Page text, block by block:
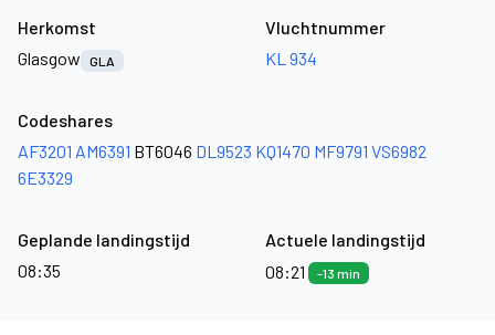
Herkomst
Glasgow
GLA
Vluchtnummer
KL 934
Codeshares
AF3201 AM6391 BT6046 DL9523 KQ1470 MF9791 VS6982
6E3329
Geplande landingstijd
08:35
Actuele landingstijd
08:21
-13 min